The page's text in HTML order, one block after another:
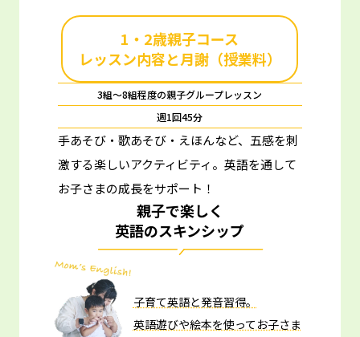
1・2歳親子コース
レッスン内容と月謝（授業料）
3組～8組程度の親子グループレッスン
週1回45分
手あそび・歌あそび・えほんなど、五感を刺
激する楽しいアクティビティ。 英語を通して
お子さまの成長をサポート！
親子で楽しく
英語のスキンシップ
子育て英語と発音習得。
英語遊びや絵本を使ってお子さま